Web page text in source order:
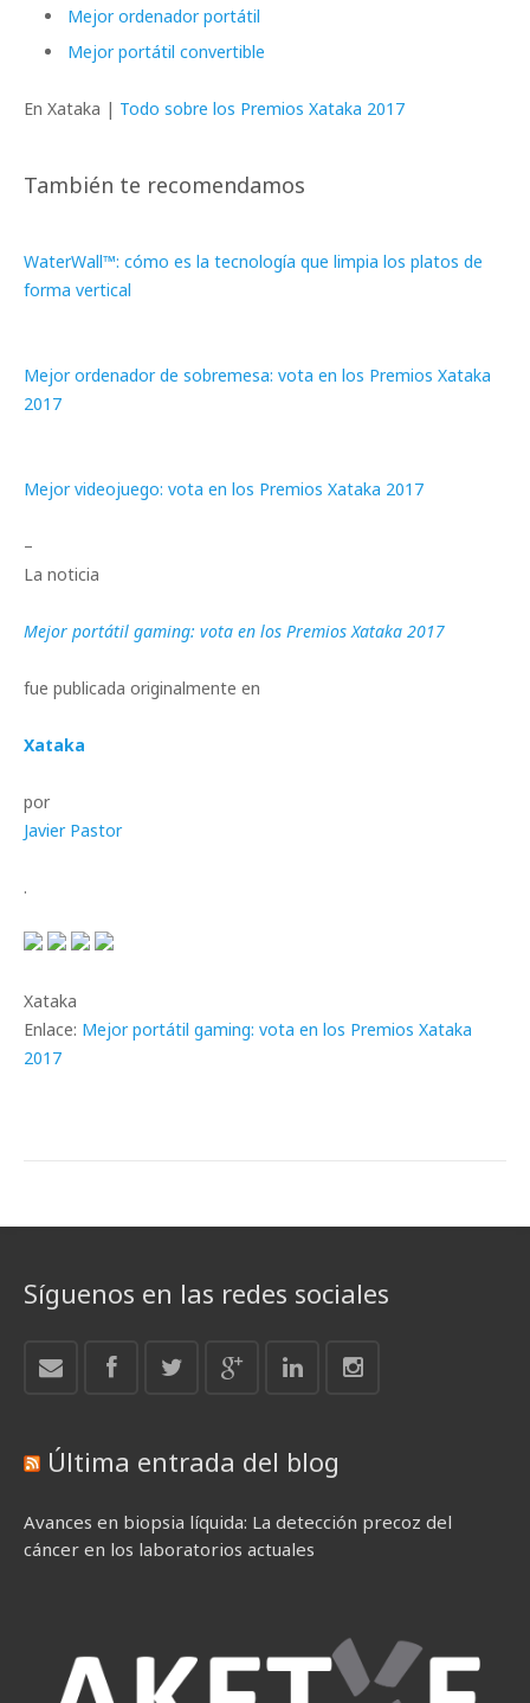
Mejor ordenador portátil
Mejor portátil convertible
En Xataka | Todo sobre los Premios Xataka 2017
También te recomendamos
WaterWall™: cómo es la tecnología que limpia los platos de
forma vertical
Mejor ordenador de sobremesa: vota en los Premios Xataka
2017
Mejor videojuego: vota en los Premios Xataka 2017
–
La noticia
Mejor portátil gaming: vota en los Premios Xataka 2017
fue publicada originalmente en
Xataka
por
Javier Pastor
.
Xataka
Enlace: Mejor portátil gaming: vota en los Premios Xataka
2017
Síguenos en las redes sociales
Última entrada del blog
Avances en biopsia líquida: La detección precoz del
cáncer en los laboratorios actuales